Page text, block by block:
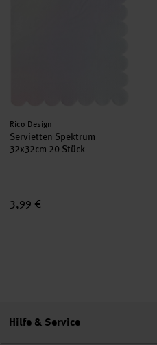
Hersteller:
Rico Design
Servietten Spektrum
32x32cm 20 Stück
3,99 €
Hilfe & Service